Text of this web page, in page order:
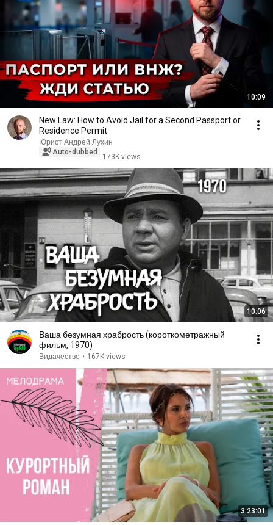
10:09
New Law: How to Avoid Jail for a Second Passport or
Residence Permit
Юрист Андрей Лухин
Auto-dubbed
173K views
10:06
Ваша безумная храбрость (короткометражный
фильм, 1970)
Видачество • 167K views
3:23:01